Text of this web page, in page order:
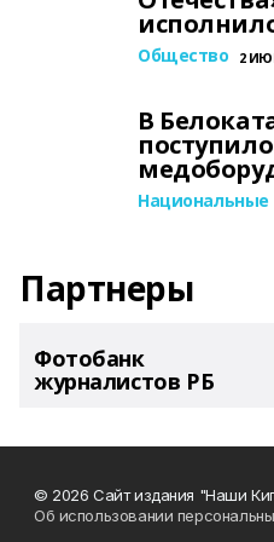
Общество 2
В
Национальные
Партнеры
Фотобанк
журналистов РБ
© 2026 Сайт издания "Наши
Об использовании